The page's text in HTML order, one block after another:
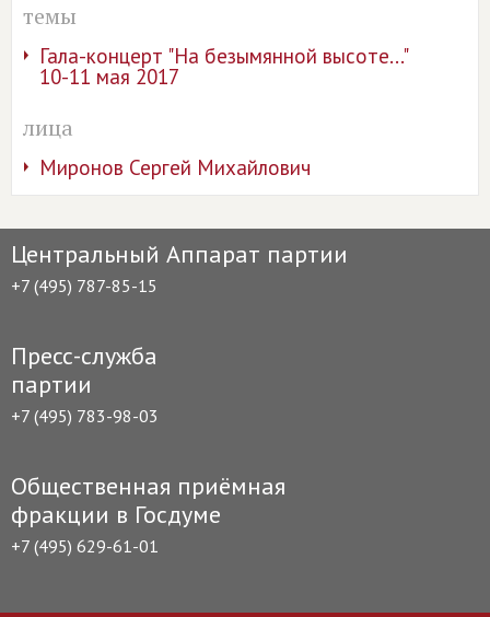
темы
Гала-концерт "На безымянной высоте..."
10-11 мая 2017
лица
Миронов Сергей Михайлович
Центральный Аппарат партии
+7 (495) 787-85-15
Пресс-служба
партии
+7 (495) 783-98-03
Общественная приёмная
фракции в Госдуме
+7 (495) 629-61-01